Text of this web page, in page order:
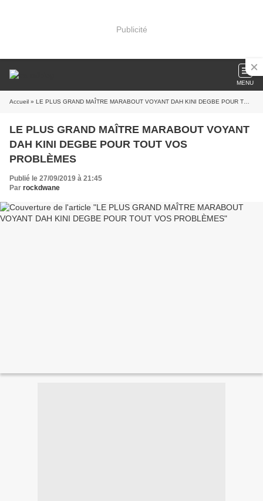
Publicité
MENU
Accueil » LE PLUS GRAND MAÎTRE MARABOUT VOYANT DAH KINI DEGBE POUR TOUT VOS PROBLÈMES
LE PLUS GRAND MAÎTRE MARABOUT VOYANT
DAH KINI DEGBE POUR TOUT VOS
PROBLÈMES
Publié le 27/09/2019 à 21:45
Par rockdwane